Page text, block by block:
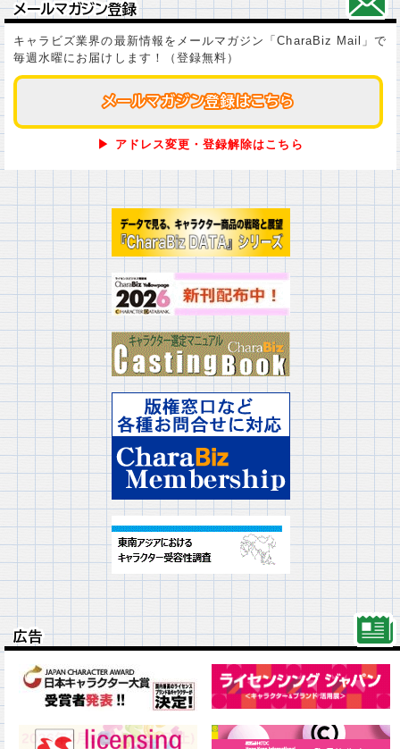
メールマガジン登録
メールマガジン登録
キャラビズ業界の最新情報をメールマガジン「CharaBiz Mail」で
毎週水曜にお届けします！（登録無料）
メールマガジン登録はこちら
メールマガジン登録はこちら
▶ アドレス変更・登録解除はこちら
広告
広告